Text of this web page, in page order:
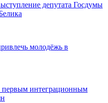
депутата Госдумы
молодёжь в
первым интеграционным